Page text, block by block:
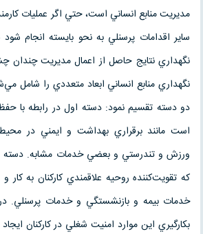
مديريت منابع انساني است، حتي اگر عمليات
ساير اقدامات پرسنلي به نحو بايسته انجام
نگهداري نتايج حاصل از اعمال مديريت چندان
نگهداري منابع انساني ابعاد متعددي را شامل
دو دسته تقسيم نمود: دسته اول در رابطه با
است مانند برقراري بهداشت و ايمني در محيط
ورزش و تندرستي و بعضي خدمات مشابه.
كه تقويت‌كننده روحيه علاقمندي كاركنان به كار
خدمات بيمه و بازنشستگي و خدمات پرسنلي.
بكارگيري اين موارد امنيت شغلي در كاركنان